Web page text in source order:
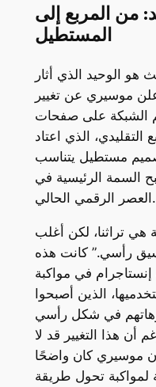
من المربع إلى
المستطيل
هو الوحيد الذي أثار
موسيري عن تغيير
الشبكة على صفحات
الذي اعتاد
مستطيل يتناسب
السمة الرئيسية في
العصر الرقمي الحالي.
هي تراثنا، لكن أغلب
رأسي.” كانت هذه
إنستاجرام في مواكبة
الذين أصبحوا
في شكل رأسي
هذا التغيير قد لا
موسيري كان واضحًا
تحول طريقة